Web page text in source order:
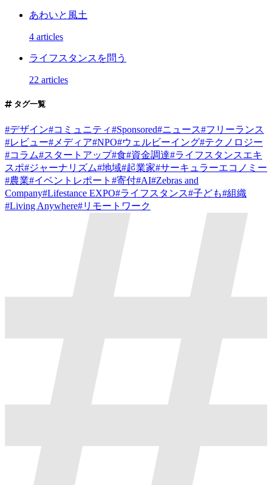
あわいと風土
4 articles
ライフスタンスを問う
22 articles
タグ一覧
#デザイン#コミュニティ#Sponsored#ニュース#フリーランス
#レビュー# メディア#NPO#ウェルビーイング#テクノロジー
#コラム#スタートアップ#食#資金調達#ライフスタンスエキ
スポ#ジャーナリズム#地域#起業家#サーキュラーエコノミー
#農業#イベントレポート #寄付#AI#Zebras and
Company#Lifestance EXPO#ライフスタンス#子ども#組織
#Living Anywhere#リモートワーク